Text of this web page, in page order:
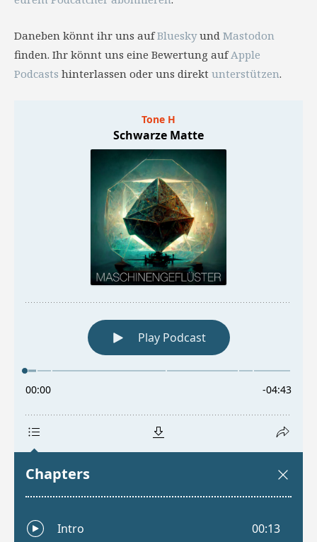
Daneben könnt ihr uns aufBlueskyund Mastodon
finden. Ihr könnt uns eine Bewertung aufApple
Podcasts hinterlassen oder uns direkt unterstützen.